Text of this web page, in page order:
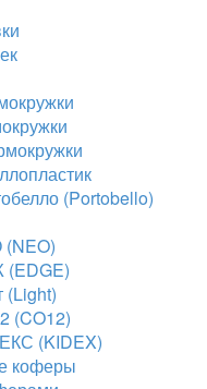
(Portobello)
(CO12)
(KIDEX)
коферы